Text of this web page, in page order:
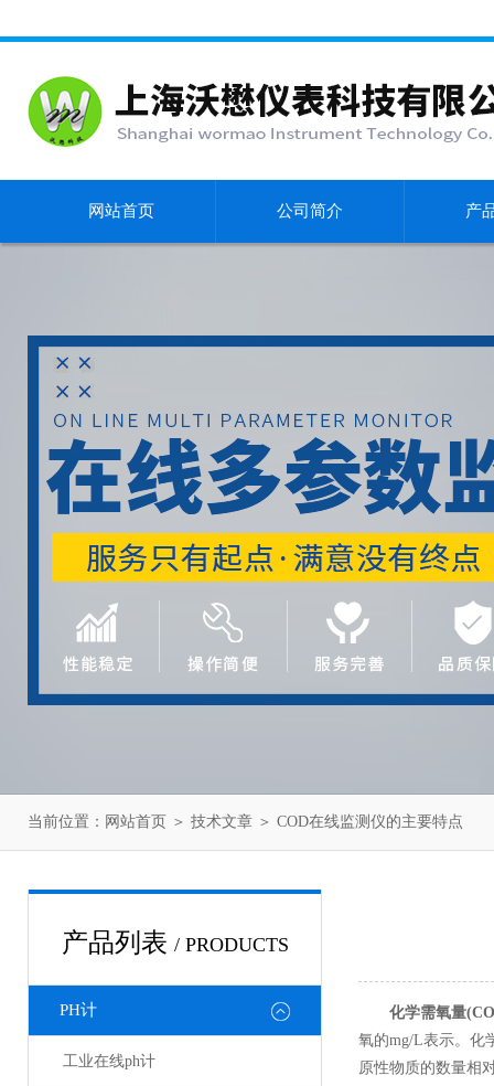
网站首页 公司简介 产
当前位置： 网站首页 ＞ 技术文章 ＞ COD在线监测仪的主要特点
产品列表 / PRODUCTS
PH计
工业在线ph计
化学需氧量
氧的mg/L表示。化
原性物质的数量相